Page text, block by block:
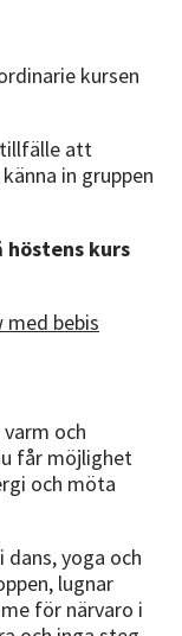
kursen
att
in gruppen
höstens kurs
med bebis
och
får möjlighet
och möta
dans, yoga och
lugnar
för närvaro i